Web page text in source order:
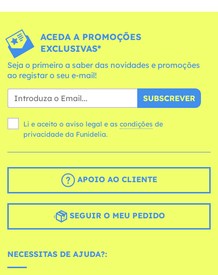
ACEDA A PROMOÇÕES
EXCLUSIVAS*
Seja o primeiro a saber das novidades e promoções
ao registar o seu e-mail!
SUBSCREVER
Li e aceito o aviso legal e as condições
privacidade da Funidelia.
APOIO AO CLIENTE
SEGUIR O MEU PEDIDO
NECESSITAS DE AJUDA?: